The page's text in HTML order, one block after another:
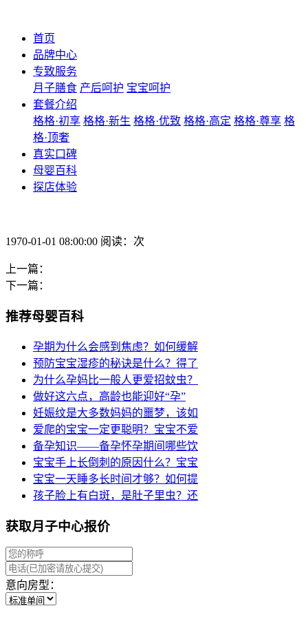
首页
品牌中心
专致服务
月子膳食 产后呵护 宝宝呵护
套餐介绍
格格·初享 格格·新生 格格·优致 格格·高定 格格·尊享 格
格·顶奢
真实口碑
母婴百科
探店体验
1970-01-01 08:00:00 阅读：次
上一篇：
下一篇：
推荐母婴百科
孕期为什么会感到焦虑？如何缓解
预防宝宝湿疹的秘诀是什么？得了
为什么孕妈比一般人更爱招蚊虫？
做好这六点，高龄也能迎好“孕”
妊娠纹是大多数妈妈的噩梦，该如
爱爬的宝宝一定更聪明？宝宝不爱
备孕知识——备孕怀孕期间哪些饮
宝宝手上长倒刺的原因什么？宝宝
宝宝一天睡多长时间才够？如何提
孩子脸上有白斑，是肚子里虫？还
获取月子中心报价
意向房型：